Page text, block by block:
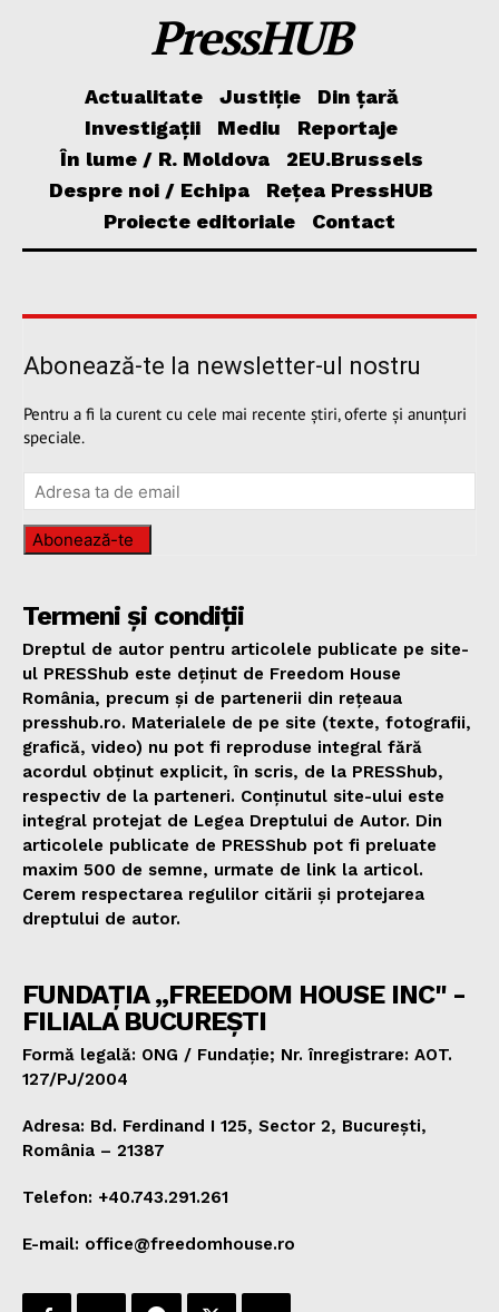
PressHUB
Actualitate Justiție
Din țară
Investigații
Mediu
Reportaje
În lume / R. Moldova
2EU.Brussels
Despre noi / Echipa
Rețea PressHUB
Proiecte editoriale
Contact
Abonează-te la newsletter-ul nostru
Pentru a fi la curent cu cele mai recente știri, oferte și anunțuri
speciale.
Abonează-te
Termeni și condiții
Dreptul de autor pentru articolele publicate pe site-
ul PRESShub este deținut de Freedom House
România, precum și de partenerii din rețeaua
presshub.ro. Materialele de pe site (texte, fotografii,
grafică, video) nu pot fi reproduse integral fără
acordul obținut explicit, în scris, de la PRESShub,
respectiv de la parteneri. Conținutul site-ului este
integral protejat de Legea Dreptului de Autor. Din
articolele publicate de PRESShub pot fi preluate
maxim 500 de semne, urmate de link la articol.
Cerem respectarea regulilor citării și protejarea
dreptului de autor.
FUNDAȚIA „FREEDOM HOUSE INC" -
FILIALA BUCUREȘTI
Formă legală: ONG / Fundație; Nr. înregistrare: AOT.
127/PJ/2004
Adresa: Bd. Ferdinand I 125, Sector 2, București,
România – 21387
Telefon: +40.743.291.261
E-mail: office@freedomhouse.ro